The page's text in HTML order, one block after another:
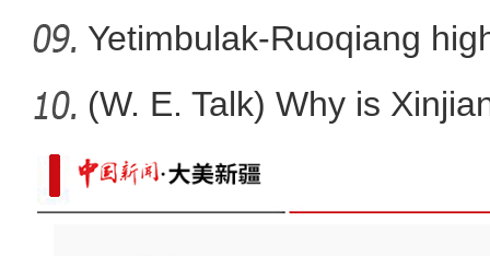
木山羊伴民歌共舞 看新疆和
Yetimbulak-Ruoqiang
ope
(W. E. Talk) Why is